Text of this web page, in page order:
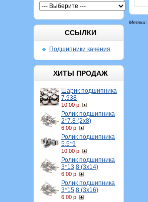
ССЫЛКИ
Подшипники качения
ХИТЫ ПРОДАЖ
Шарик подшипника
7,938
10.00 р.
Ролик подшипника
2*7,8 (2х8)
6.00 р.
Ролик подшипника
5,5*9
10.00 р.
Ролик подшипника
3*13,8 (3х14)
6.00 р.
Ролик подшипника
3*15,8 (3х16)
6.00 р.
Метки: